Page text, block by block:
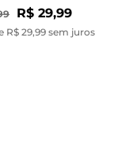
R$ 29,99
R$ 29,99 sem juros